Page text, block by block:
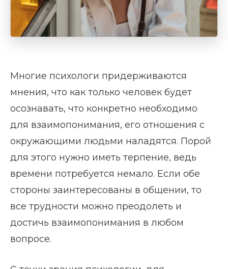
Многие психологи придерживаются
мнения, что как только человек будет
осознавать, что конкретно необходимо
для взаимопонимания, его отношения с
окружающими людьми наладятся. Порой
для этого нужно иметь терпение, ведь
времени потребуется немало. Если обе
стороны заинтересованы в общении, то
все трудности можно преодолеть и
достичь взаимопонимания в любом
вопросе.